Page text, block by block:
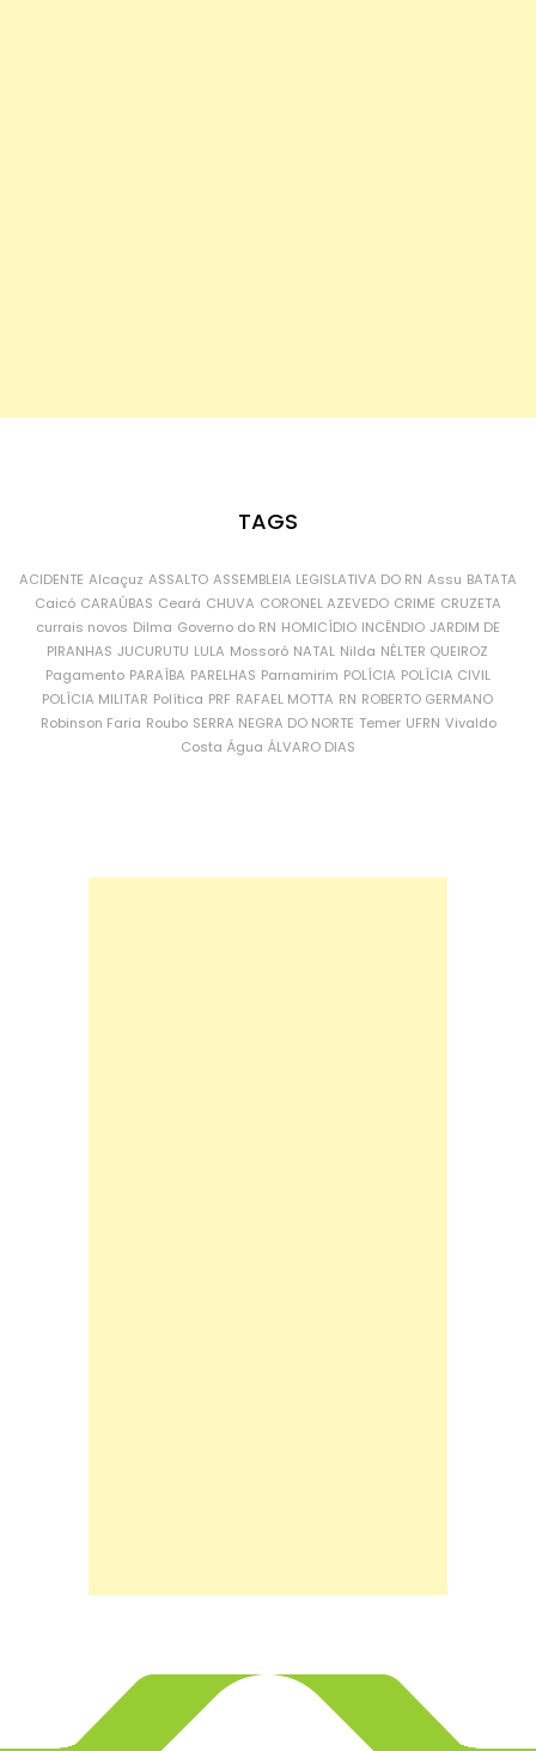
TAGS
ACIDENTE Alcaçuz ASSALTO ASSEMBLEIA LEGISLATIVA DO RN Assu BATATA
Caicó CARAÚBAS Ceará CHUVA CORONEL AZEVEDO CRIME CRUZETA
currais novos Dilma Governo do RN HOMICÍDIO INCÊNDIO JARDIM DE
PIRANHAS JUCURUTU LULA Mossoró NATAL Nilda NÉLTER QUEIROZ
Pagamento PARAÍBA PARELHAS Parnamirim POLÍCIA POLÍCIA CIVIL
POLÍCIA MILITAR Política PRF RAFAEL MOTTA RN ROBERTO GERMANO
Robinson Faria Roubo SERRA NEGRA DO NORTE Temer UFRN Vivaldo
Costa Água ÁLVARO DIAS